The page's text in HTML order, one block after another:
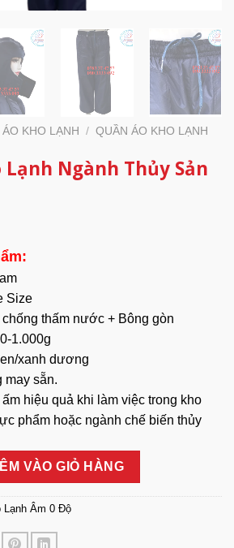
KHO LẠNH / QUẦN ÁO KHO LẠNH
Lạnh Ngành Thủy Sản
Size
thấm nước + Bông gòn
1.000g
xanh dương
may sẵn.
hiệu quả khi làm việc trong kho
phẩm hoặc ngành chế biến thủy
Thủy Sản số lượng
VÀO GIỎ HÀNG
Lạnh Âm 0 Độ